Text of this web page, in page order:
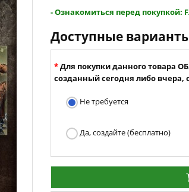
- Ознакомиться перед покупкой:
Доступные
Для покупки данного товара
созданный сегодня либо вчера,
Не требуется
Да, создайте (бесплатно)